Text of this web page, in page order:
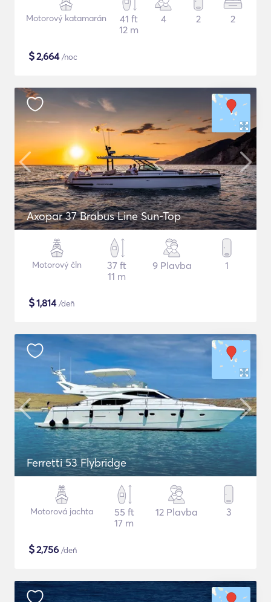
Motorový katamarán
41 ft
12 m
4 2 2
$2,664/noc
Axopar 37 Brabus Line Sun-Top
Motorový čln
37 ft
11 m
9 Plavba 1
$1,814/deň
Ferretti 53 Flybridge
Motorová jachta
55 ft
17 m
12 Plavba 3
$2,756 /deň